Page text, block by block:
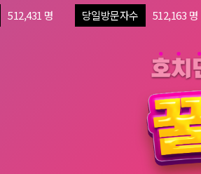
512,431 명 당일방문자수 512,163 명